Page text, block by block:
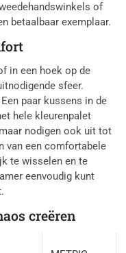
of
betaalbaar exemplaar.
in een hoek op de
sfeer.
paar kussens in de
hele kleurenpalet
nodigen ook uit tot
van een comfortabele
te wisselen en te
eenvoudig kunt
creëren